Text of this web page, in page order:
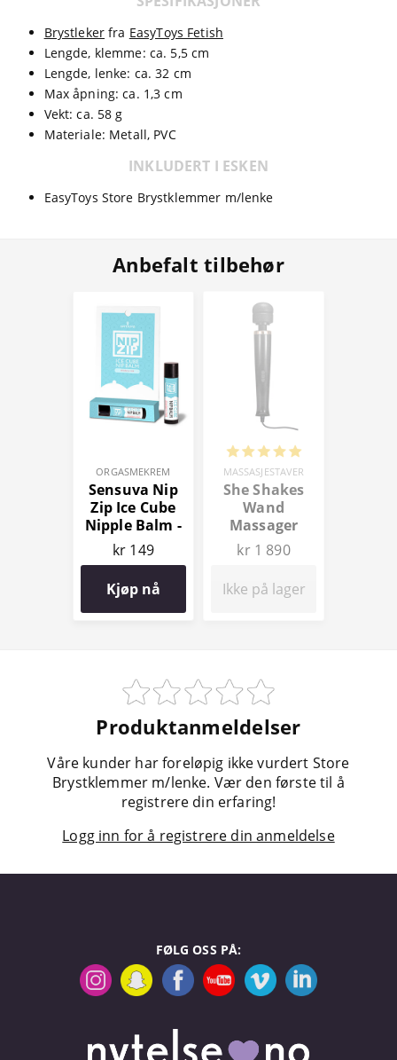
Brystleker fra EasyToys Fetish
Lengde, klemme: ca. 5,5 cm
Lengde, lenke: ca. 32 cm
Max åpning: ca. 1,3 cm
Vekt: ca. 58 g
Materiale: Metall, PVC
INKLUDERT I ESKEN
EasyToys Store Brystklemmer m/lenke
Anbefalt tilbehør
ORGASMEKREM
Sensuva Nip
Zip Ice Cube
Nipple Balm -
Strawberry
Mint
kr 149
Kjøp nå
MASSASJESTAVER
She Shakes
Wand
Massager
kr 1 890
Ikke på lager
Produktanmeldelser
Våre kunder har foreløpig ikke vurdert Store
Brystklemmer m/lenke. Vær den første til å
registrere din erfaring!
Logg inn for å registrere din anmeldelse
FØLG OSS PÅ: